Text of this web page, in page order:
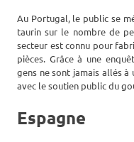
Au Portugal, le public se
taurin sur le nombre de
secteur est connu pour
pièces. Grâce à une
gens ne sont jamais allés à
avec le soutien public du
Espagne